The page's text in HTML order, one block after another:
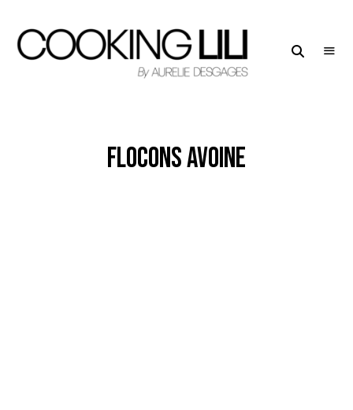
flocons avoine